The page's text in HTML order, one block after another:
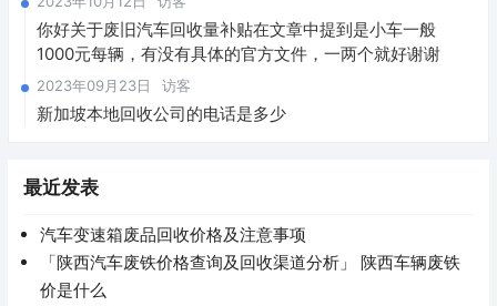
你好关于废旧汽车回收量补贴在文章中提到是小车一般
1000元每辆，有没有具体的官方文件，一两个就好谢谢
2023年09月23日 访客
新加坡本地回收公司的电话是多少
最近发表
汽车变速箱废品回收价格及注意事项
「陕西汽车废铁价格查询及回收渠道分析」 陕西车辆废铁
价是什么